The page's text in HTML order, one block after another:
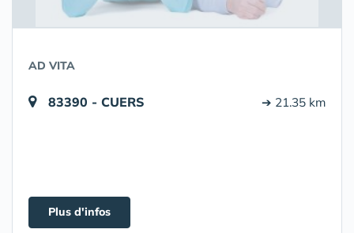
AD VITA
83390 - CUERS ➔ 21.35 km
Plus d'infos